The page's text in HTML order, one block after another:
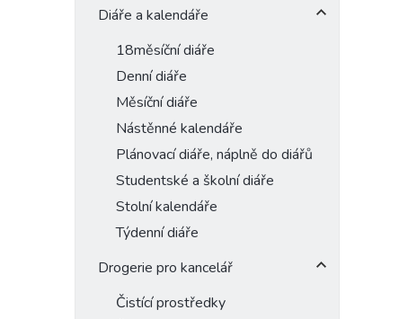
Diáře a kalendáře
18měsíční diáře
Denní diáře
Měsíční diáře
Nástěnné kalendáře
Plánovací diáře, náplně do diářů
Studentské a školní diáře
Stolní kalendáře
Týdenní diáře
Drogerie pro kancelář
Čistící prostředky